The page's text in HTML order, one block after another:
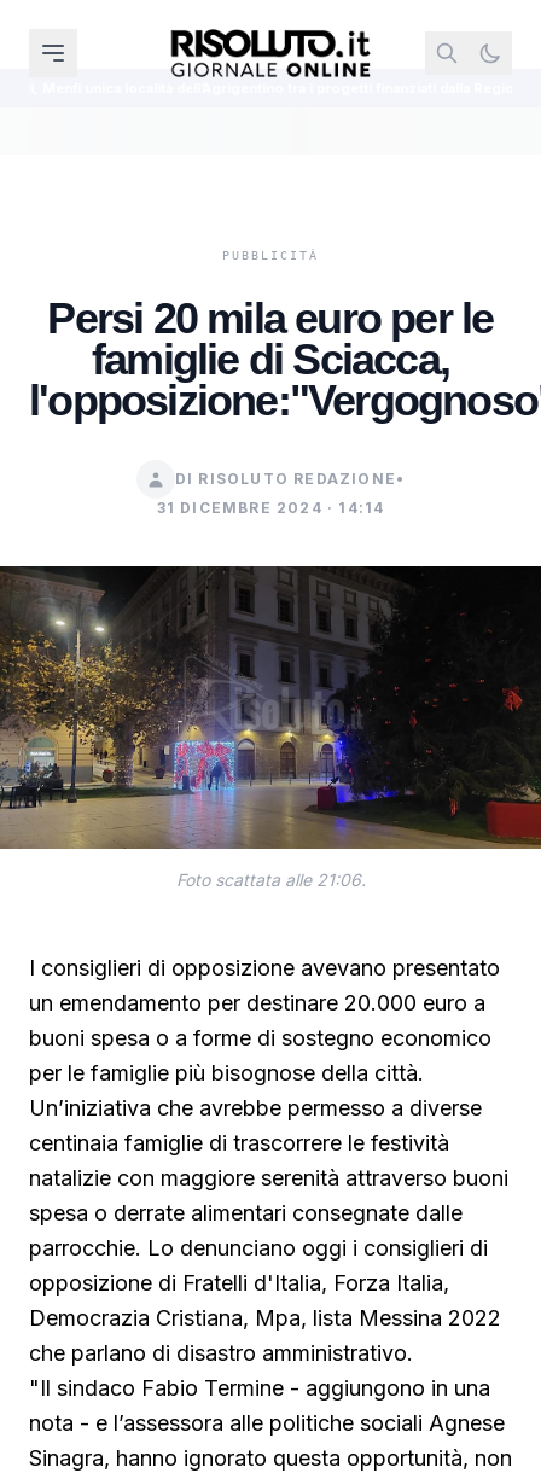
Persi 20 mila euro per le
famiglie di Sciacca,
DI RISOLUTO REDAZIONE •
31 DICEMBRE 2024 · 14:14
Foto scattata alle 21:06.
I consiglieri di opposizione avevano presentato
un emendamento per destinare 20.000 euro a
buoni spesa o a forme di sostegno economico
per le famiglie più bisognose della città.
Un’iniziativa che avrebbe permesso a diverse
centinaia famiglie di trascorrere le festività
natalizie con maggiore serenità attraverso buoni
spesa o derrate alimentari consegnate dalle
parrocchie. Lo denunciano oggi i consiglieri di
opposizione di Fratelli d'Italia, Forza Italia,
Democrazia Cristiana, Mpa, lista Messina 2022
che parlano di disastro amministrativo.
"Il sindaco Fabio Termine - aggiungono in una
nota - e l’assessora alle politiche sociali Agnese
Sinagra, hanno ignorato questa opportunità, non